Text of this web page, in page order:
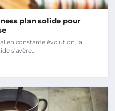
plan solide pour
en constante évolution, la
s’avère…